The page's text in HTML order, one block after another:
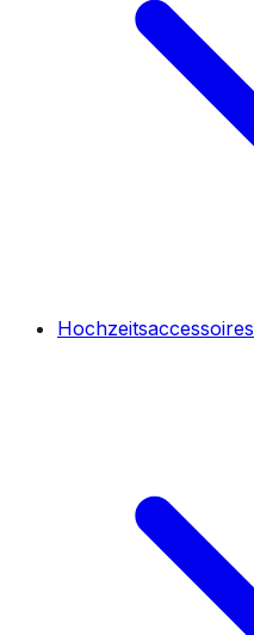
Hochzeitsaccessoires